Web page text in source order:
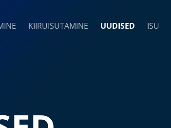
KIIRUISUTAMINE UUDISED ISU